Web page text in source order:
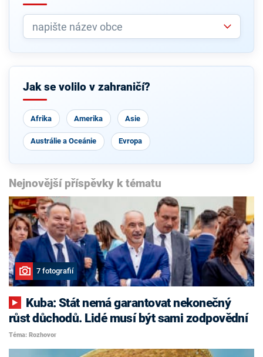
Jak se volilo v zahraničí?
Afrika Amerika Asie
Austrálie a Oceánie Evropa
Nejnovější příspěvky k tématu
7 fotografií
růst důchodů. Lidé musí být sami zodpovědní
Téma: Rozhovor